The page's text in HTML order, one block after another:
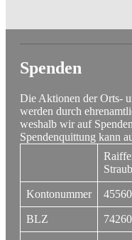
Spenden
Die Aktionen der Orts-
werden durch
weshalb wir auf
Spendenquittung kann
Kontonummer
BLZ